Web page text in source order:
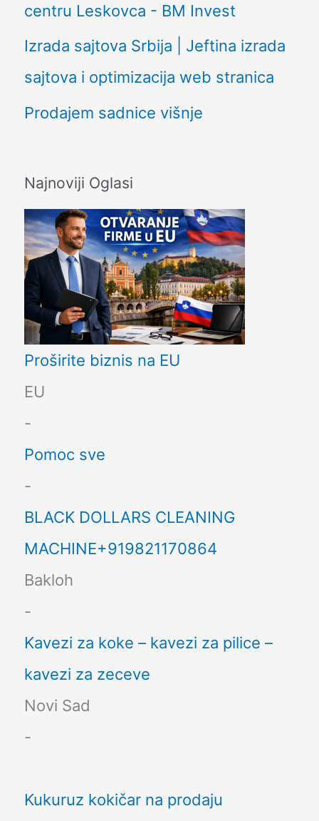
centru Leskovca - BM Invest
Izrada sajtova Srbija | Jeftina izrada
sajtova i optimizacija web stranica
Prodajem sadnice višnje
Najnoviji Oglasi
Proširite biznis na EU
EU
-
Pomoc sve
-
BLACK DOLLARS CLEANING
MACHINE+919821170864
Bakloh
-
Kavezi za koke – kavezi za pilice –
kavezi za zeceve
Novi Sad
-
Kukuruz kokičar na prodaju